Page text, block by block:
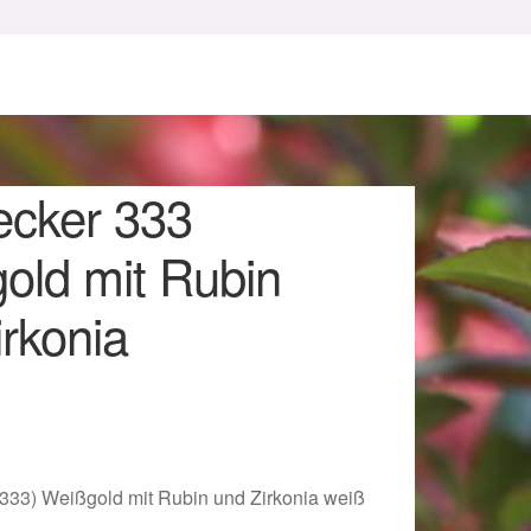
333
mit Rubin
Weißgold mit Rubin und Zirkonia weiß